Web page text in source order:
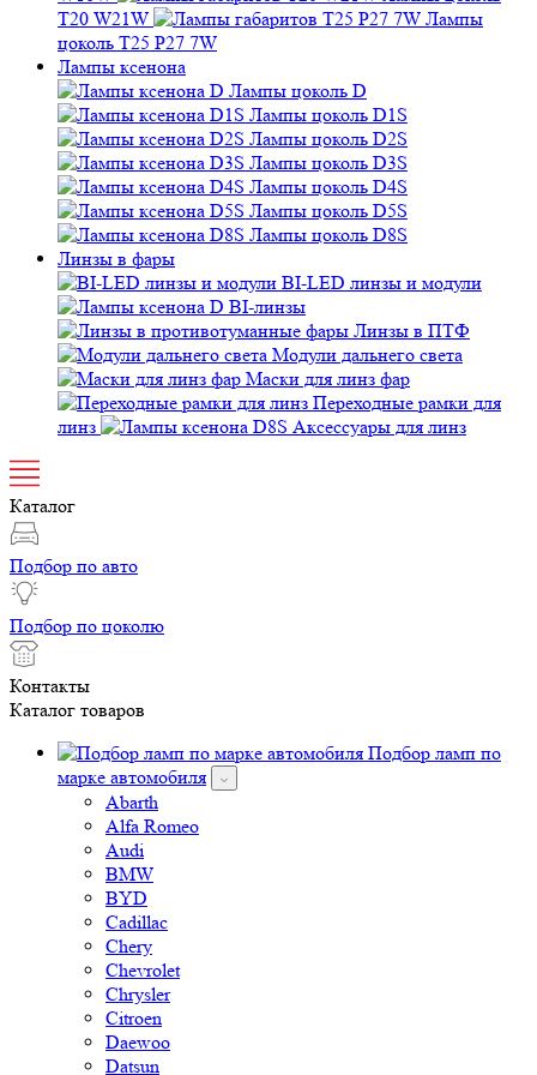
T20 W21W
Лампы
цоколь T25 P27 7W
Лампы ксенона
Лампы цоколь D
Лампы цоколь D1S
Лампы цоколь D2S
Лампы цоколь D3S
Лампы цоколь D4S
Лампы цоколь D5S
Лампы цоколь D8S
Линзы в фары
BI-LED линзы и модули
BI-линзы
Линзы в ПТФ
Модули дальнего света
Маски для линз фар
Переходные рамки для
линз
Аксессуары для линз
Каталог
Подбор по авто
Подбор по цоколю
Контакты
Каталог товаров
Подбор ламп по
марке автомобиля
Abarth
Alfa Romeo
Audi
BMW
BYD
Cadillac
Chery
Chevrolet
Chrysler
Citroen
Daewoo
Datsun